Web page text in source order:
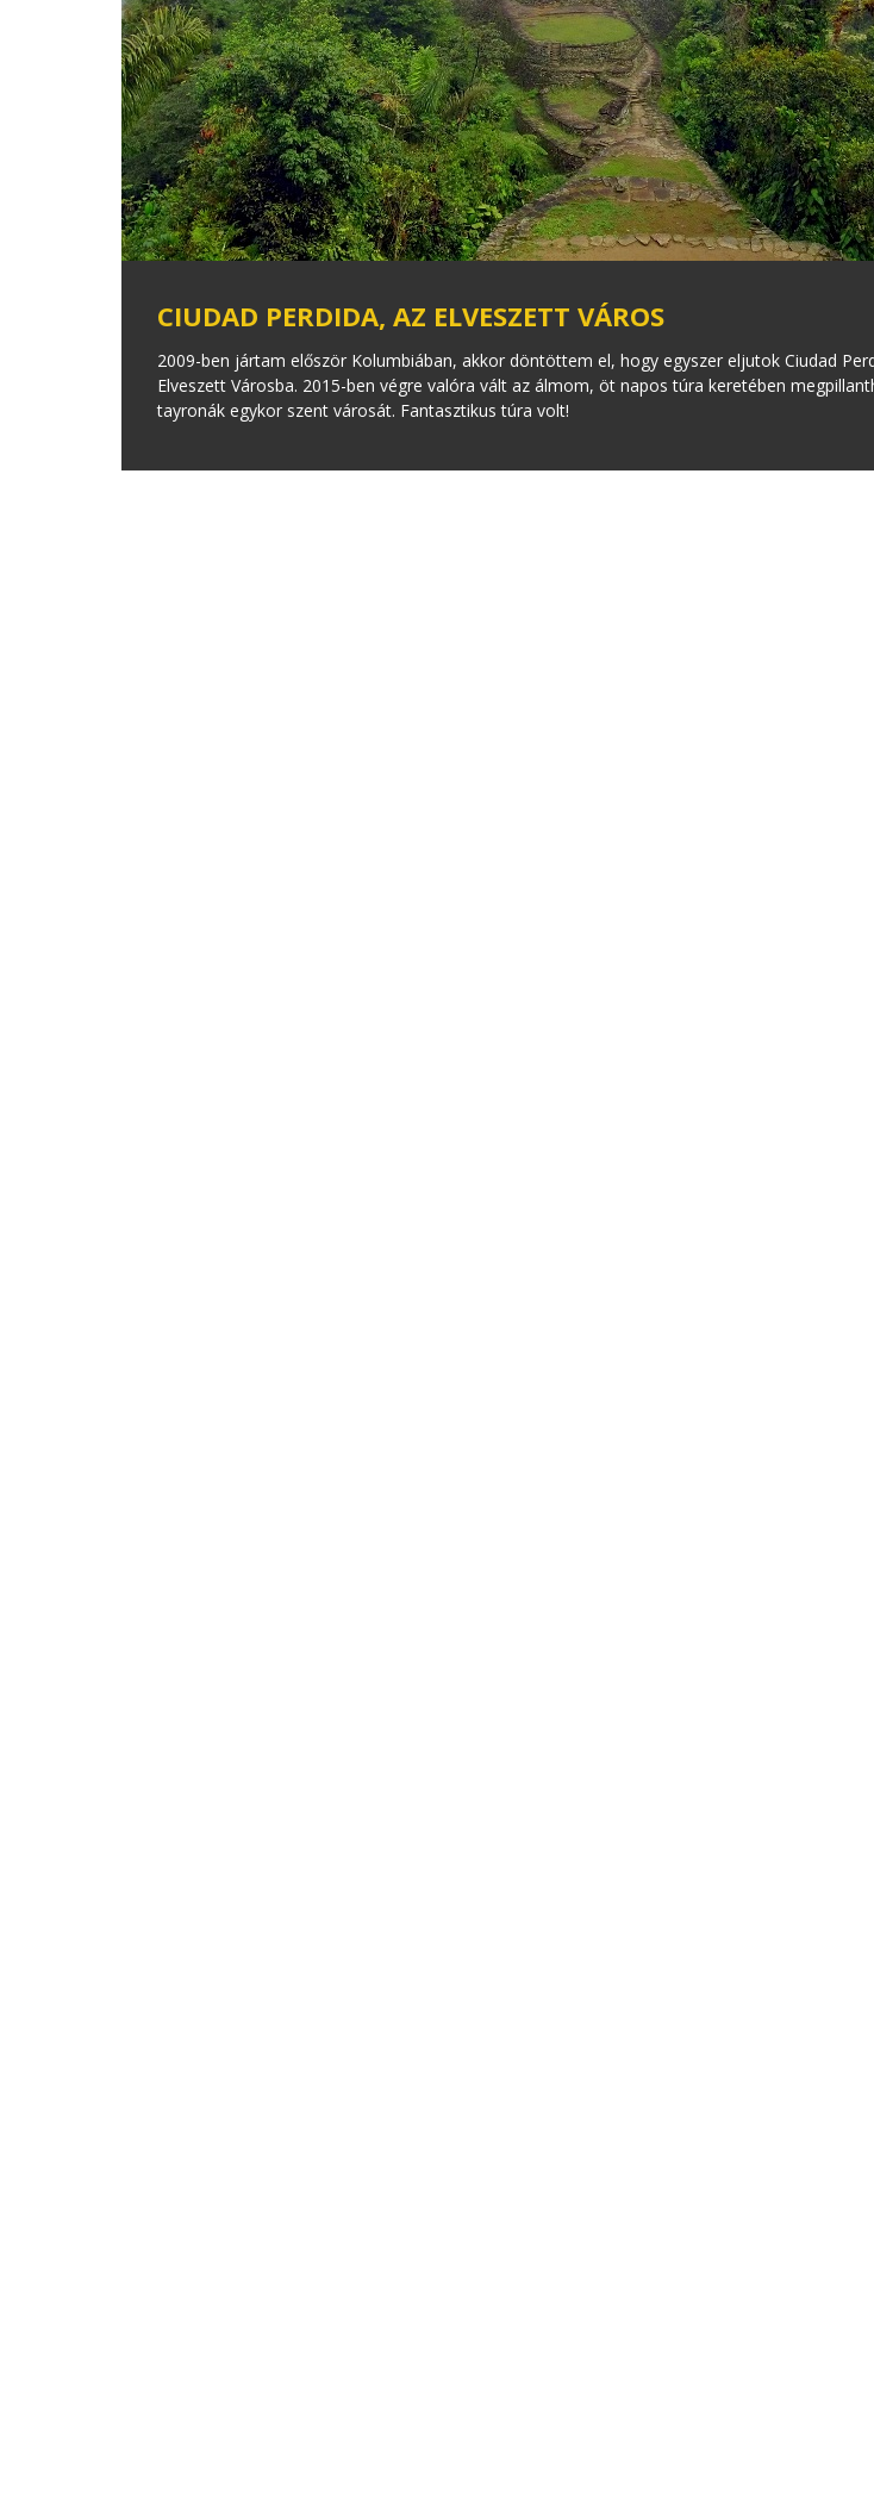
CIUDAD PERDIDA, AZ ELVESZETT VÁROS
2009-ben jártam először Kolumbiában, akkor döntöttem el, hogy egyszer eljutok Ciudad
Elveszett Városba. 2015-ben végre valóra vált az álmom, öt napos túra keretében
tayronák egykor szent városát. Fantasztikus túra volt!